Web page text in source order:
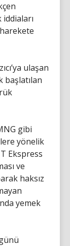
harekete
ulaşan
başlatılan
gibi
yönelik
Ekspress
ve
haksız
yemek